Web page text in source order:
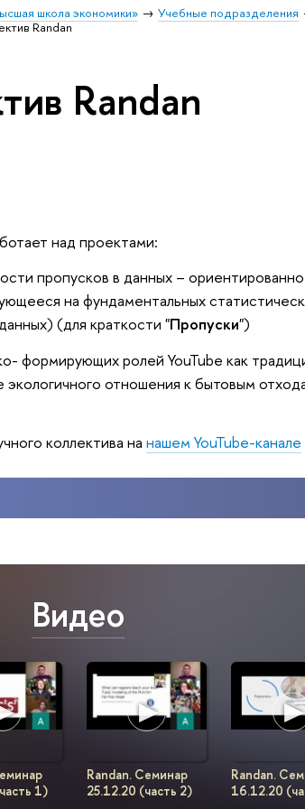
школа экономики» Учебные подразделения
Randan
Randan
над проектами:
пропусков в данных –
на фундаментальных
(для краткости "Пропуски")
формирующих ролей YouTube как
отношения к бытовым
коллектива на нашем YouTube-канале
Видео
1)
Randan. Семинар
25.12.20 (часть 2)
Randan.
16.12.20